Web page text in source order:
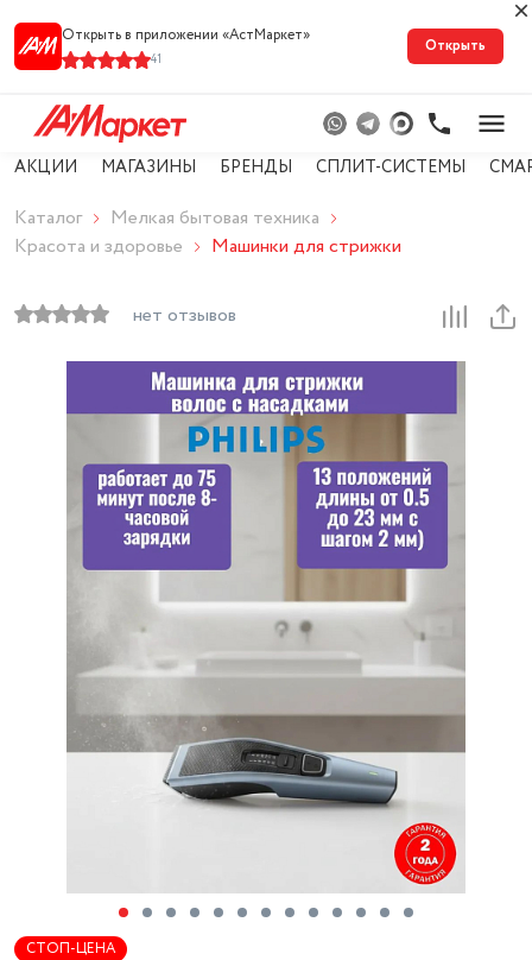
Открыть в приложении «АстМарке‪т‬»
41
Открыть
АКЦИИ МАГАЗИНЫ БРЕНДЫ СПЛИТ-СИСТЕМЫ
Каталог
Мелкая бытовая техника
Красота и здоровье
Машинки для стрижки
нет отзывов
СТОП-ЦЕНА